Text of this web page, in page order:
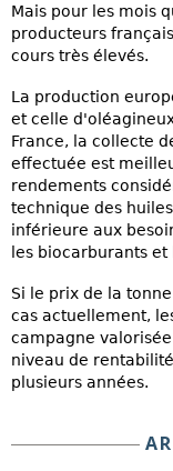
Mais pour les mois
producteurs
cours très élevés.
La production
et celle
France, la collecte
effectuée est
rendements
technique des
inférieure aux
les biocarburants et
Si le prix de la
cas actuellement,
campagne
niveau de
plusieurs années.